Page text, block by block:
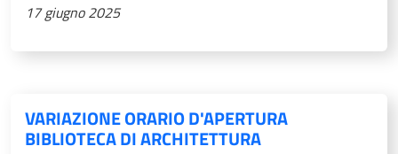
17 giugno 2025
VARIAZIONE ORARIO D'APERTURA
BIBLIOTECA DI ARCHITETTURA